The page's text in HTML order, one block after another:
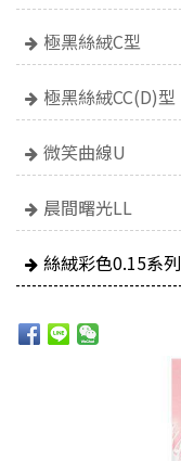
極黑絲絨C型
極黑絲絨CC(D)型
微笑曲線U
晨間曙光LL
絲絨彩色0.15系列